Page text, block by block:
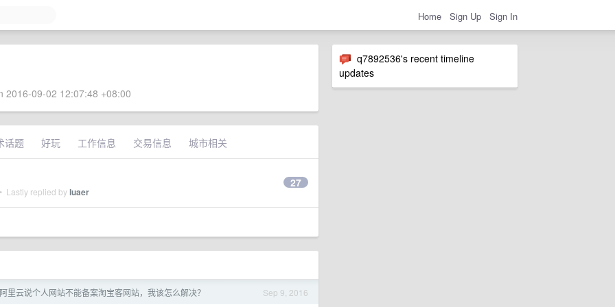
Home Sign Up Sign In
q7892536's recent timeline
updates
2016-09-02 12:07:48 +08:00
话题 好玩 工作信息 交易信息 城市相关
Lastly replied byluaer
27
Sep 9, 2016
里云说个人网站不能备案淘宝客网站，我该怎么解决？